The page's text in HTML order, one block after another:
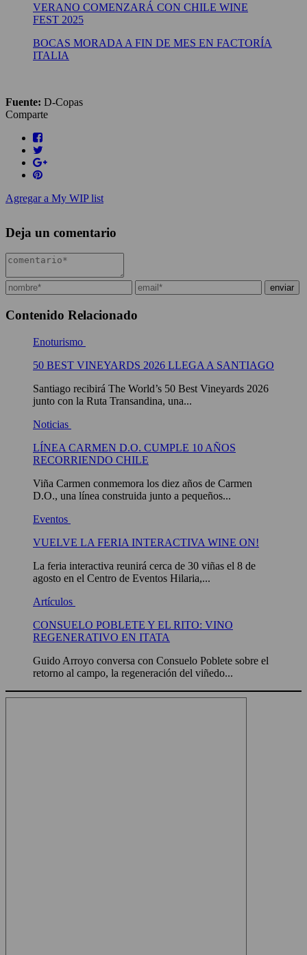
VERANO COMENZARÁ CON CHILE WINE
FEST 2025
BOCAS MORADA A FIN DE MES EN FACTORÍA
ITALIA
Fuente: D-Copas
Comparte
Agregar a My WIP list
Deja un comentario
Contenido Relacionado
Enoturismo
50 BEST VINEYARDS 2026 LLEGA A SANTIAGO
Santiago recibirá The World’s 50 Best Vineyards 2026
junto con la Ruta Transandina, una...
Noticias
LÍNEA CARMEN D.O. CUMPLE 10 AÑOS
RECORRIENDO CHILE
Viña Carmen conmemora los diez años de Carmen
D.O., una línea construida junto a pequeños...
Eventos
VUELVE LA FERIA INTERACTIVA WINE ON!
La feria interactiva reunirá cerca de 30 viñas el 8 de
agosto en el Centro de Eventos Hilaria,...
Artículos
CONSUELO POBLETE Y EL RITO: VINO
REGENERATIVO EN ITATA
Guido Arroyo conversa con Consuelo Poblete sobre el
retorno al campo, la regeneración del viñedo...